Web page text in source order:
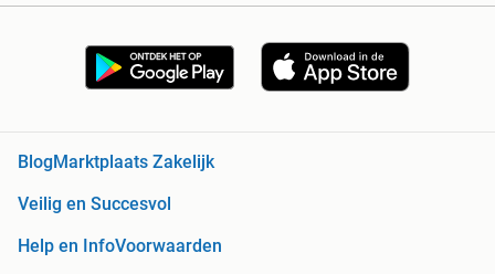
Blog Marktplaats Zakelijk
Veilig en Succesvol
Help en InfoVoorwaarden